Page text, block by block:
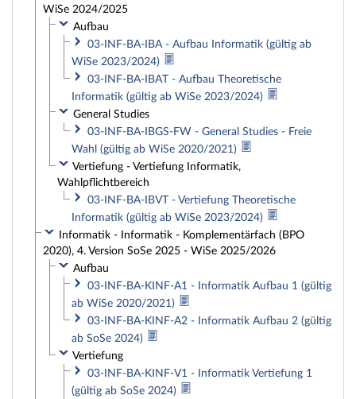
WiSe 2024/2025
Aufbau
03-INF-BA-IBA - Aufbau Informatik (gültig ab
WiSe 2023/2024)
03-INF-BA-IBAT - Aufbau Theoretische
Informatik (gültig ab WiSe 2023/2024)
General Studies
03-INF-BA-IBGS-FW - General Studies - Freie
Wahl (gültig ab WiSe 2020/2021)
Vertiefung - Vertiefung Informatik,
Wahlpflichtbereich
03-INF-BA-IBVT - Vertiefung Theoretische
Informatik (gültig ab WiSe 2023/2024)
Informatik - Informatik - Komplementärfach (BPO
2020), 4. Version SoSe 2025 - WiSe 2025/2026
Aufbau
03-INF-BA-KINF-A1 - Informatik Aufbau 1 (gültig
ab WiSe 2020/2021)
03-INF-BA-KINF-A2 - Informatik Aufbau 2 (gültig
ab SoSe 2024)
Vertiefung
03-INF-BA-KINF-V1 - Informatik Vertiefung 1
(gültig ab SoSe 2024)